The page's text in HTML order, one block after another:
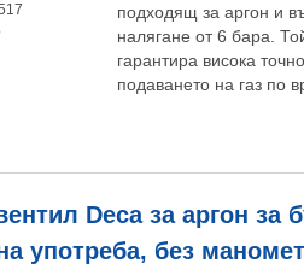
подходящ за аргон и
налягане от 6 бара.
гарантира висока
подаването на газ по
Deca за аргон за
употреба, без